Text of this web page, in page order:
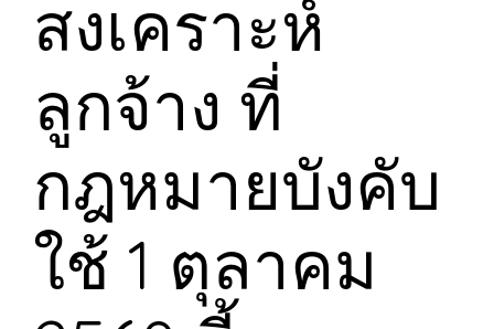
สงเคราะห์
ลูกจ้าง ที่
กฎหมายบังคับ
ใช้ 1 ตุลาคม